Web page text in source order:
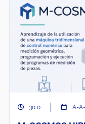
30 o A-